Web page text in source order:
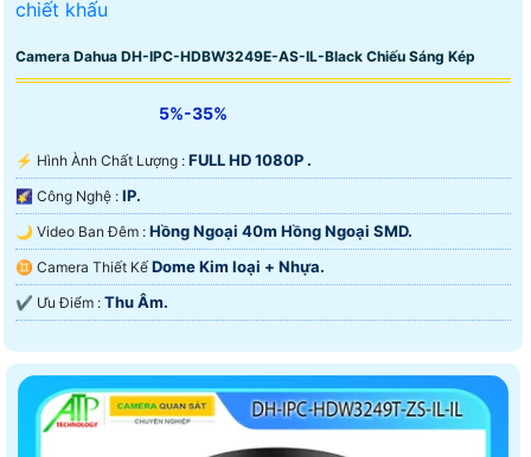
Camera Dahua DH-IPC-HDBW3249E-AS-IL-Black Chiếu Sáng Kép
5%-35%
️⚡ Hình Ành Chất Lượng : FULL HD 1080P .
🌠 Công Nghệ : IP.
🌙 Video Ban Đêm : Hồng Ngoại 40m Hồng Ngoại SMD.
♊ Camera Thiết Kế Dome Kim loại + Nhựa.
️✔️ Ưu Điểm : Thu Âm.